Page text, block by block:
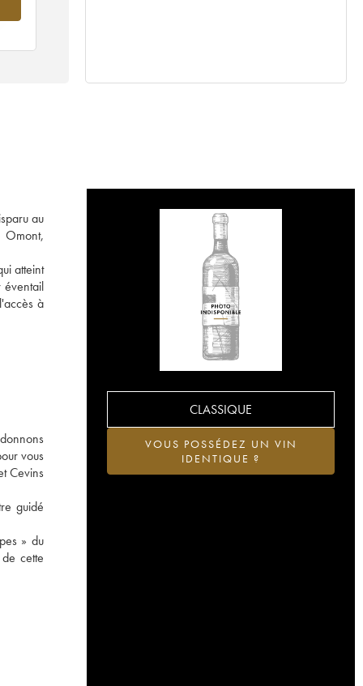
au
Omont,
atteint
éventail
à
vous
Cevins
guidé
» du
cette
CLASSIQUE
VOUS POSSÉDEZ UN VIN
IDENTIQUE ?